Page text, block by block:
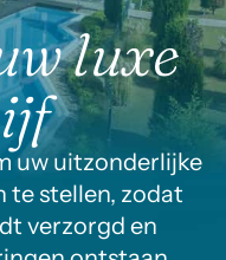
luxe
uw uitzonderlijke
te stellen, zodat
verzorgd en